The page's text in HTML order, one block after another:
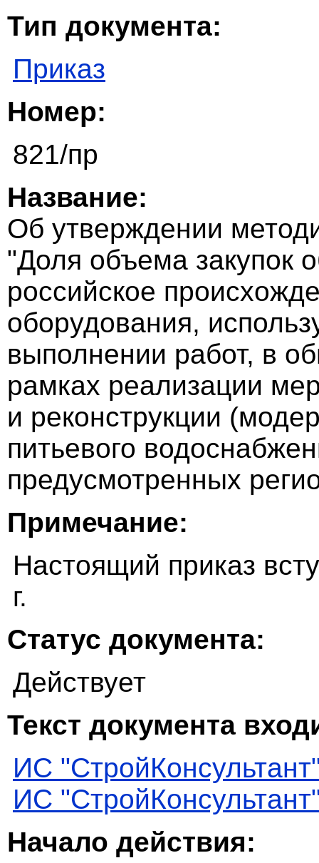
Тип документа:
Приказ
Номер:
821/пр
Название:
Об утверждении
"Доля объема закупок
российское
оборудования,
выполнении работ, в
рамках реализации
и реконструкции
питьевого
предусмотренных
Примечание:
Настоящий приказ
г.
Статус документа:
Действует
Текст документа
ИС
ИС
Начало действия: